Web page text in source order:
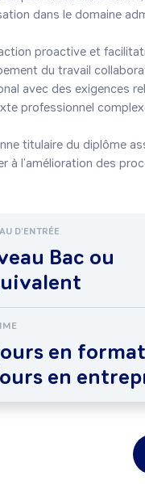
dans le domaine
proactive et
du travail
avec des exigences
professionnel
titulaire du diplôme
à l’amélioration des
D'ENTRÉE
Bac ou
en
en